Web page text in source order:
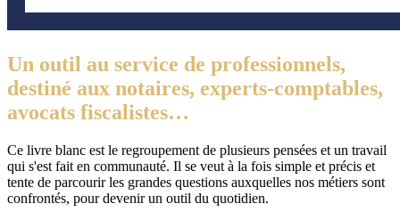
Un outil au service de professionnels,
destiné aux notaires, experts-comptables,
avocats fiscalistes…
Ce livre blanc est le regroupement de plusieurs pensées et un travail
qui s'est fait en communauté. Il se veut à la fois simple et précis et
tente de parcourir les grandes questions auxquelles nos métiers sont
confrontés, pour devenir un outil du quotidien.